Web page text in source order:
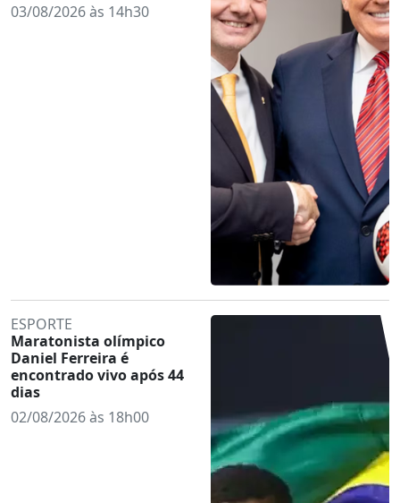
03/08/2026 às 14h30
ESPORTE
Maratonista olímpico
Daniel Ferreira é
encontrado vivo após 44
dias
02/08/2026 às 18h00